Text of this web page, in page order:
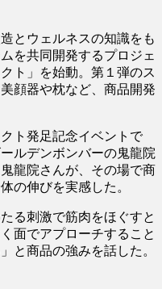
とウェルネスの知識をも
を共同開発するプロジェ
ト」を始動。第１弾のス
顔器や枕など、商品開発
ト発足記念イベントで
ルデンボンバーの鬼龍院
龍院さんが、その場で商
の伸びを実感した。
る刺激で筋肉をほぐすと
面でアプローチすること
と商品の強みを話した。